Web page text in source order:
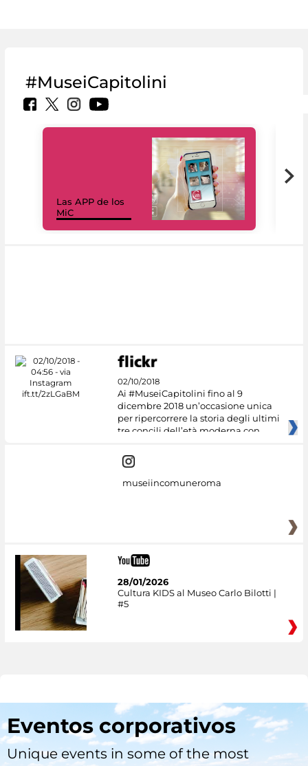
#MuseiCapitolini
Las APP de los
MiC
02/10/2018
Ai #MuseiCapitolini fino al 9
dicembre 2018 un’occasione unica
per ripercorrere la storia degli ultimi
tre concili dell’età moderna con
museiincomuneroma
28/01/2026
Cultura KIDS al Museo Carlo Bilotti |
#5
Eventos corporativos
Unique events in some of the most